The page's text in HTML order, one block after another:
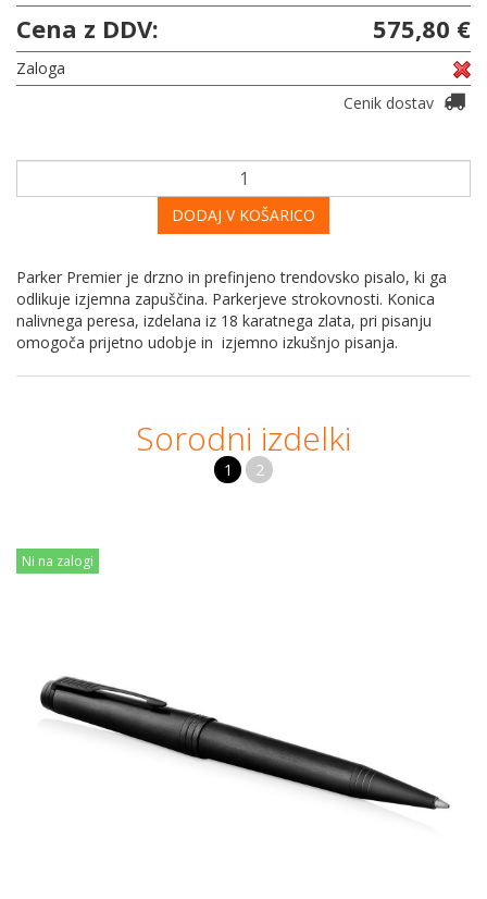
Cena z DDV: 575,80 €
Zaloga
Cenik dostav
DODAJ V KOŠARICO
Parker Premier je drzno in prefinjeno trendovsko pisalo, ki ga
odlikuje izjemna zapuščina. Parkerjeve strokovnosti. Konica
nalivnega peresa, izdelana iz 18 karatnega zlata, pri pisanju
omogoča prijetno udobje in izjemno izkušnjo pisanja.
Sorodni izdelki
1 2
Ni na zalogi